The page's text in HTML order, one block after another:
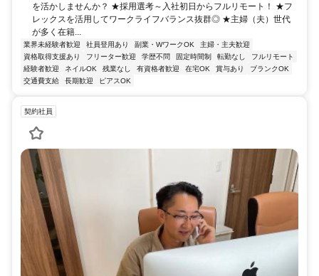
を活かしませんか？ ★採用選考～入社初日からフルリモート！ ★フ
レックスを活用してワークライフバランス抜群◎ ★主婦（夫）世代
が多く在籍...
業界未経験者歓迎 社員登用あり 副業・WワークOK
主婦・主夫歓迎
資格取得支援あり
フリーター歓迎 学歴不問 固定時間制 転勤なし
フルリモート
経験者歓迎
ネイルOK 残業なし 有資格者歓迎 在宅OK 賞与あり
ブランクOK
交通費支給
長期歓迎 ピアスOK
契約社員